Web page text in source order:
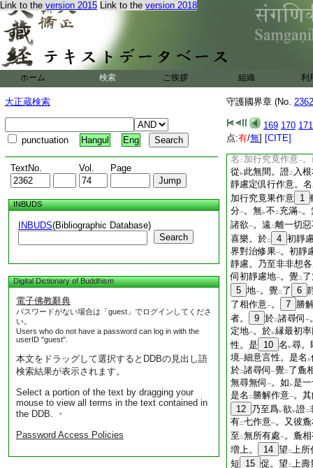
Link to the version 2015 Link to the version 2018
ホーム 検索 ご挨拶 組織 利
大正蔵検索
punctuation Hangul Eng
TextNo. Vol. Page
INBUDS
INBUDS(Bibliographic Database)
Search
Digital Dictionary of Buddhism
電子佛教辭典
パスワードがない場合は「guest」でログインしてくださ
い。
Users who do not have a password can log in with the
userID "guest".
本文をドラッグして選択するとDDBの見出し語
検索結果が表示されます。
Select a portion of the text by dragging your
mouse to view all terms in the text contained in
the DDB. ・
Password Access Policies
守護國界章 (No.
169 170 171
点:有/無] [CITE]
。即由 如レ是
。於 二 初靜慮
即此了相作意。猶爲
知諸欲麁相
數起 勝解
是
善多修習爲
二 因縁 一
倶行作意。名
遠離
品惑道一
倶行作意。
觀二察斷未斷道一
此已後。修 習止觀
名 二 加行究竟作意一
從 レ此無間。證二 入
靜慮定倶行作意。名
加行究竟果作意 1
分一。無レ不 二充滿一。
諸欲一。遠 二離一切
喜樂。於二 4 初靜
界對治修果一。初靜
靜慮。乃至非非想
伺初靜慮地一。覺二
5 地一。覺二 了 6
了相作意一。 7 勝
者。
9 於二諸尋伺 一
定地一。於レ縁最初
性。是
10 名 レ尋。
境一細意言性。是名 レ
於二諸尋伺 一覺二 了麁
無尋無伺 一。如 レ是
是名 二 勝解作意一。
12
乃至爲レ欲 レ證二
有二七作意一。又彼
至 二無所有處一。麁
増上。
14 望 二上所
短
15 促。望 二上壽